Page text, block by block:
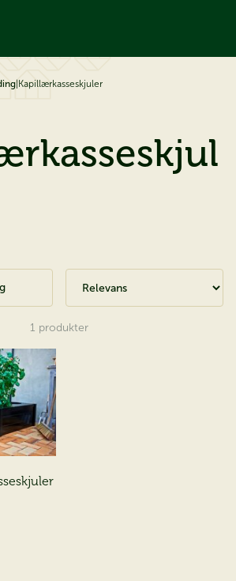
Kapillærkasseskjuler
1 produkter